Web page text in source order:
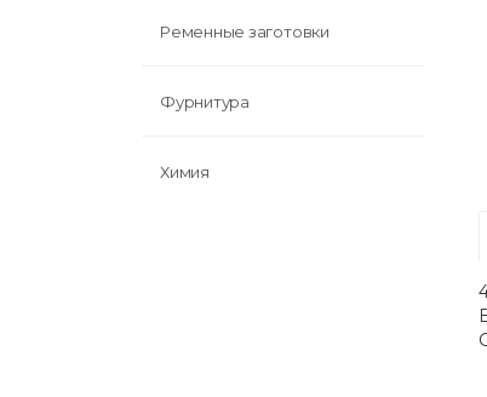
Ременные заготовки
Фурнитура
Химия